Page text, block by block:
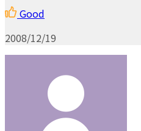
Good
2008/12/19